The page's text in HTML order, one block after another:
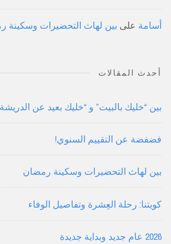
أسامة على بين لهاث التحضيرات وسكينة
أحدث المقالات
بين “خليك بالبيت” و “خليك بعيد عن
فضفضة عن التقييم السنوي!
بين لهاث التحضيرات وسكينة رمضان
كويتنا: رحلة العِشرة وتفاصيل الوفاء
2026 عام جديد وبداية جديدة